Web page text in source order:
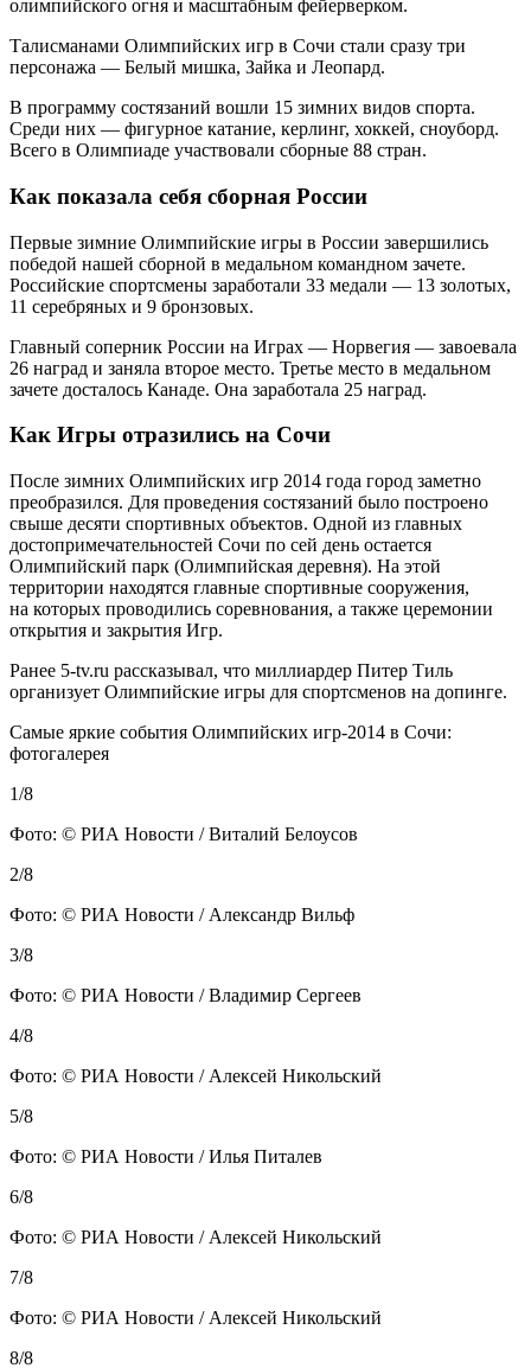
олимпийского огня и масштабным фейерверком.
Талисманами Олимпийских игр в Сочи стали сразу три
персонажа — Белый мишка, Зайка и Леопард.
В программу состязаний вошли 15 зимних видов спорта.
Среди них — фигурное катание, керлинг, хоккей, сноуборд.
Всего в Олимпиаде участвовали сборные 88 стран.
Как показала себя сборная России
Первые зимние Олимпийские игры в России завершились
победой нашей сборной в медальном командном зачете.
Российские спортсмены заработали 33 медали — 13 золотых,
11 серебряных и 9 бронзовых.
Главный соперник России на Играх — Норвегия — завоевала
26 наград и заняла второе место. Третье место в медальном
зачете досталось Канаде. Она заработала 25 наград.
Как Игры отразились на Сочи
После зимних Олимпийских игр 2014 года город заметно
преобразился. Для проведения состязаний было построено
свыше десяти спортивных объектов. Одной из главных
достопримечательностей Сочи по сей день остается
Олимпийский парк (Олимпийская деревня). На этой
территории находятся главные спортивные сооружения,
на которых проводились соревнования, а также церемонии
открытия и закрытия Игр.
Ранее 5-tv.ru рассказывал, что миллиардер Питер Тиль
организует Олимпийские игры для спортсменов на допинге.
Самые яркие события Олимпийских игр-2014 в Сочи:
фотогалерея
1/8
Фото: © РИА Новости / Виталий Белоусов
2/8
Фото: © РИА Новости / Александр Вильф
3/8
Фото: © РИА Новости / Владимир Сергеев
4/8
Фото: © РИА Новости / Алексей Никольский
5/8
Фото: © РИА Новости / Илья Питалев
6/8
Фото: © РИА Новости / Алексей Никольский
7/8
Фото: © РИА Новости / Алексей Никольский
8/8